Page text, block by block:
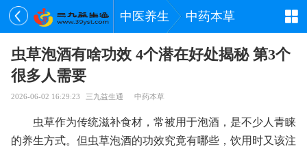
中医养生 中药本草
虫草泡酒有啥功效 4个潜在好处揭秘 第3个
很多人需要
2026-06-02 16:29:23 三九益生通 中药本草
虫草作为传统滋补食材，常被用于泡酒，是不少人青睐
的养生方式。但虫草泡酒的功效究竟有哪些，饮用时又该注